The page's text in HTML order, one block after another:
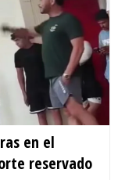
en el
reservado